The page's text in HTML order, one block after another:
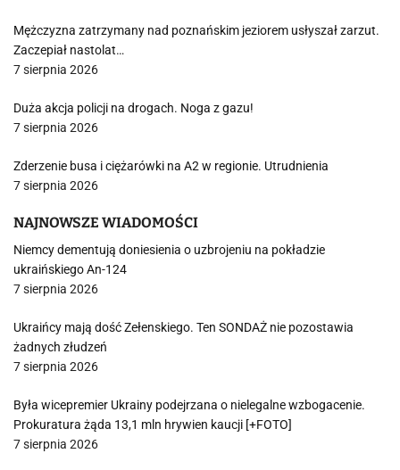
Mężczyzna zatrzymany nad poznańskim jeziorem usłyszał zarzut.
Zaczepiał nastolat…
7 sierpnia 2026
Duża akcja policji na drogach. Noga z gazu!
7 sierpnia 2026
Zderzenie busa i ciężarówki na A2 w regionie. Utrudnienia
7 sierpnia 2026
NAJNOWSZE WIADOMOŚCI
Niemcy dementują doniesienia o uzbrojeniu na pokładzie
ukraińskiego An-124
7 sierpnia 2026
Ukraińcy mają dość Zełenskiego. Ten SONDAŻ nie pozostawia
żadnych złudzeń
7 sierpnia 2026
Była wicepremier Ukrainy podejrzana o nielegalne wzbogacenie.
Prokuratura żąda 13,1 mln hrywien kaucji [+FOTO]
7 sierpnia 2026